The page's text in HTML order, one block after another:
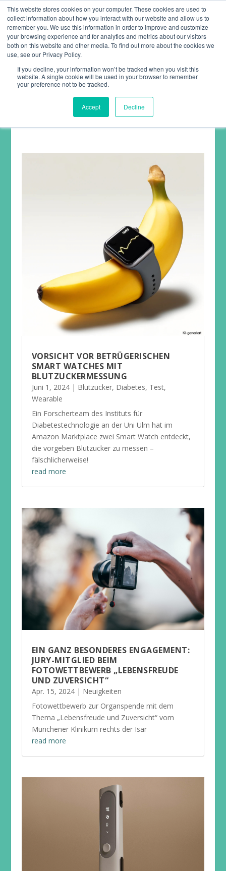
This website stores cookies on your computer. These cookies are used to
collect information about how you interact with our website and allow us to
remember you. We use this information in order to improve and customize
your browsing experience and for analytics and metrics about our visitors
both on this website and other media. To find out more about the cookies we
use, see our Privacy Policy.
If you decline, your information won’t be tracked when you visit this
website. A single cookie will be used in your browser to remember
your preference not to be tracked.
Accept Decline
ARTIKEL
VORSICHT VOR BETRÜGERISCHEN
SMART WATCHES MIT
BLUTZUCKERMESSUNG
Juni 1, 2024| Blutzucker, Diabetes, Test,
Wearable
Ein Forscherteam des Instituts für
Diabetestechnologie an der Uni Ulm hat im
Amazon Marktplace zwei Smart Watch entdeckt,
die vorgeben Blutzucker zu messen –
fälschlicherweise!
read more
EIN GANZ BESONDERES ENGAGEMENT:
JURY-MITGLIED BEIM
FOTOWETTBEWERB „LEBENSFREUDE
UND ZUVERSICHT“
Apr. 15, 2024| Neuigkeiten
Fotowettbewerb zur Organspende mit dem
Thema „Lebensfreude und Zuversicht“ vom
Münchener Klinikum rechts der Isar
read more